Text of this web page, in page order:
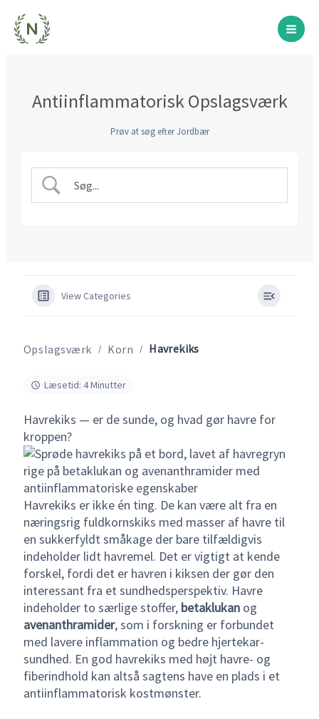
indholdet
Antiinflammatorisk Opslagsværk
Prøv at søg efter Jordbær
View Categories
Opslagsværk Korn Havrekiks
Læsetid: 4 Minutter
Havrekiks — er de sunde, og hvad gør havre for
kroppen?
Havrekiks er ikke én ting. De kan være alt fra en
næringsrig fuldkornskiks med masser af havre til
en sukkerfyldt småkage der bare tilfældigvis
indeholder lidt havremel. Det er vigtigt at kende
forskel, fordi det er havren i kiksen der gør den
interessant fra et sundhedsperspektiv. Havre
indeholder to særlige stoffer, betaklukanog
avenanthramider, som i forskning er forbundet
med lavere inflammation og bedre hjertekar-
sundhed. En god havrekiks med højt havre- og
fiberindhold kan altså sagtens have en plads i et
antiinflammatorisk kostmønster.